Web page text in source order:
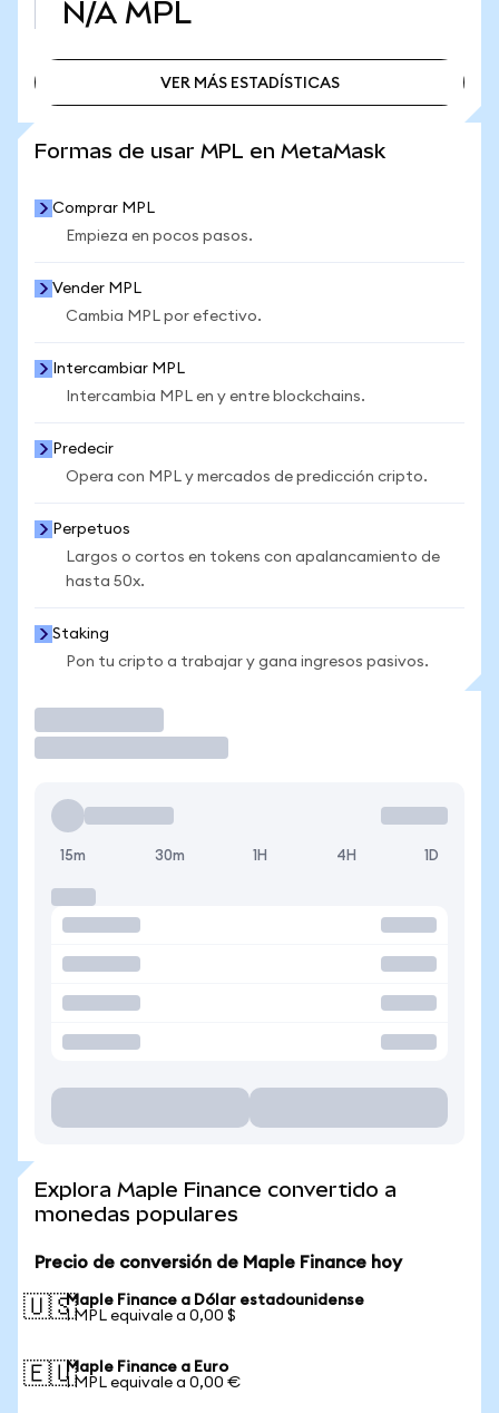
N/A MPL
VER MÁS ESTADÍSTICAS
Formas de usar MPL en MetaMask
Comprar MPL
Empieza en pocos pasos.
Vender MPL
Cambia MPL por efectivo.
Intercambiar MPL
Intercambia MPL en y entre blockchains.
Predecir
Opera con MPL y mercados de predicción cripto.
Perpetuos
Largos o cortos en tokens con apalancamiento de
hasta 50x.
Staking
Pon tu cripto a trabajar y gana ingresos pasivos.
15m 30m 1H 4H 1D
Explora Maple Finance convertido a
monedas populares
Precio de conversión de Maple Finance hoy
🇺🇸Maple Finance a Dólar estadounidense
1 MPL equivale a 0,00 $
🇪🇺Maple Finance a Euro
1 MPL equivale a 0,00 €